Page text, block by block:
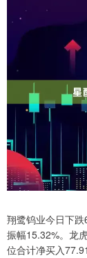
翔鹭钨业今日下
振幅15.32%。龙
位合计净买入